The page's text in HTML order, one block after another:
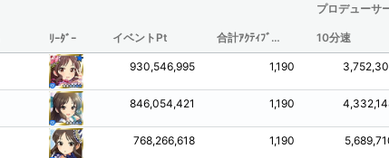
プロデューサ
ﾘｰﾀﾞｰ イベントPt 合計ｱｸﾃｨﾌﾞ時間(分/観測されたものからの推定値) 10分速
930,546,995 1,190
846,054,421 1,190
768,266,618 1,190